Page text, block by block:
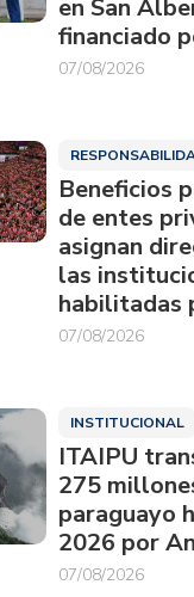
en San
financiado
07/08/2026
Beneficios
de entes
asignan
las
habilitadas
07/08/2026
INSTITUCIONAL
ITAIPU
275
paraguayo
2026 por
07/08/2026